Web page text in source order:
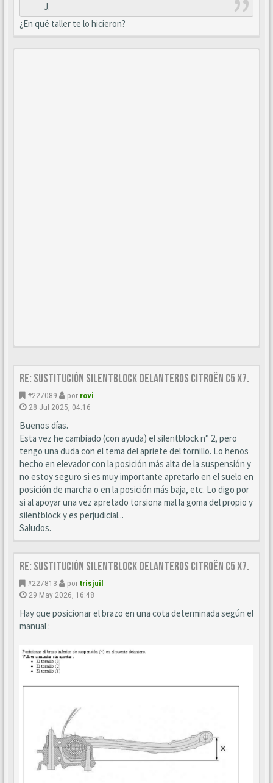
J.
¿En qué taller te lo hicieron?
Re: Sustitución SILENTBLOCK delanteros Citroën C5 X7.
#227089 por rovi
28 Jul 2025, 04:16
Buenos días.
Esta vez he cambiado (con ayuda) el silentblock n° 2, pero
tengo una duda con el tema del apriete del tornillo. Lo henos
hecho en elevador con la posición más alta de la suspensión y
no estoy seguro si es muy importante apretarlo en el suelo en
posición de marcha o en la posición más baja, etc. Lo digo por
si al apoyar una vez apretado torsiona mal la goma del propio y
silentblock y es perjudicial...
Saludos.
Re: Sustitución SILENTBLOCK delanteros Citroën C5 X7.
#227813 portrisjuil
29 May 2026, 16:48
Hay que posicionar el brazo en una cota determinada según el
manual :